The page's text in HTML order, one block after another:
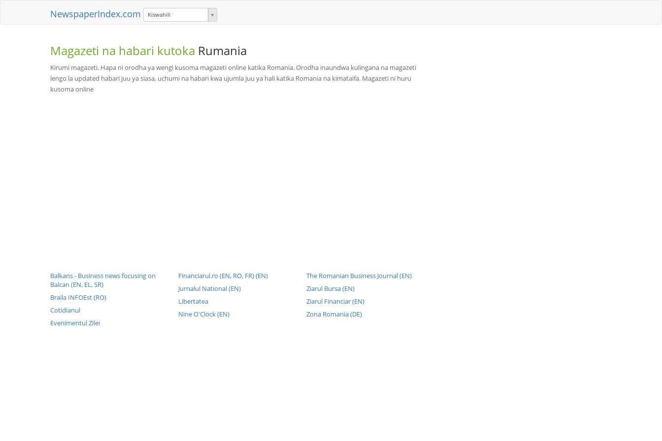
NewspaperIndex.com Kiswahili
Magazeti na habari kutoka Rumania
Kirumi magazeti. Hapa ni orodha ya wengi kusoma magazeti online katika Romania. Orodha inaundwa kulingana na magazeti
lengo la updated habari juu ya siasa, uchumi na habari kwa ujumla juu ya hali katika Romania na kimataifa. Magazeti ni huru
kusoma online
Balkans - Business news focusing on
Balcan (EN, EL, SR)
Braila INFOEst (RO)
Cotidianul
Evenimentul Zilei
Financiarul.ro (EN, RO, FR) (EN)
Jurnalul National (EN)
Libertatea
Nine O'Clock (EN)
The Romanian Business Journal (EN)
Ziarul Bursa (EN)
Ziarul Financiar (EN)
Zona Romania (DE)